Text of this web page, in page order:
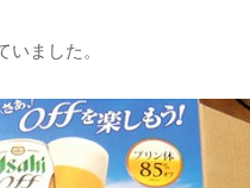
ました。